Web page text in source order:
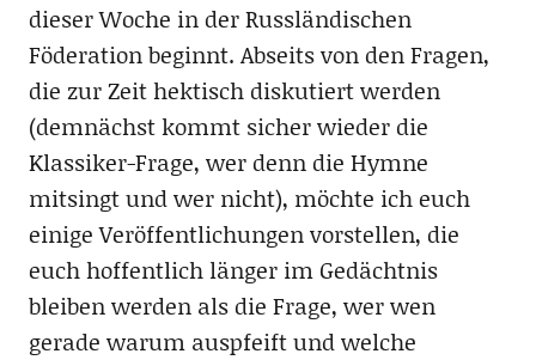
dieser Woche in der Russländischen
Föderation beginnt. Abseits von den Fragen,
die zur Zeit hektisch diskutiert werden
(demnächst kommt sicher wieder die
Klassiker-Frage, wer denn die Hymne
mitsingt und wer nicht), möchte ich euch
einige Veröffentlichungen vorstellen, die
euch hoffentlich länger im Gedächtnis
bleiben werden als die Frage, wer wen
gerade warum auspfeift und welche